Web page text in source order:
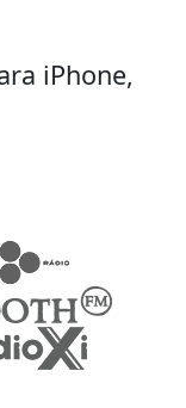
iPhone,